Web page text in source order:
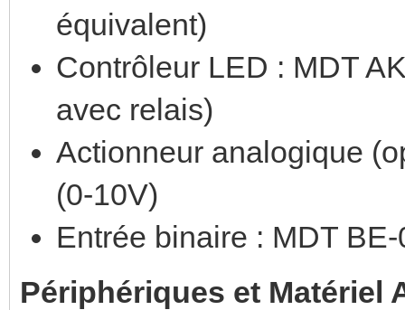
équivalent)
Contrôleur LED : MDT
avec relais)
Actionneur analogique
(0-10V)
Entrée binaire : MDT
Périphériques et Matériel